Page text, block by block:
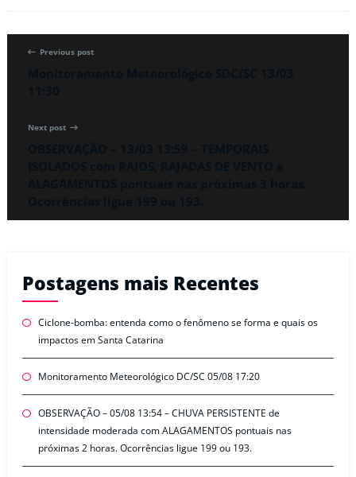
Previous post
Next post
Postagens mais Recentes
Ciclone-bomba: entenda como o fenômeno se forma e quais os
impactos em Santa Catarina
Monitoramento Meteorológico DC/SC 05/08 17:20
OBSERVAÇÃO – 05/08 13:54 – CHUVA PERSISTENTE de
intensidade moderada com ALAGAMENTOS pontuais nas
próximas 2 horas. Ocorrências ligue 199 ou 193.